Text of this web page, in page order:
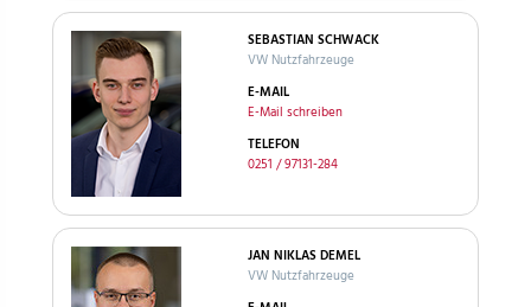
SEBASTIAN SCHWACK
VW Nutzfahrzeuge
E-MAIL
E-Mail schreiben
TELEFON
0251 / 97131-284
JAN NIKLAS DEMEL
VW Nutzfahrzeuge